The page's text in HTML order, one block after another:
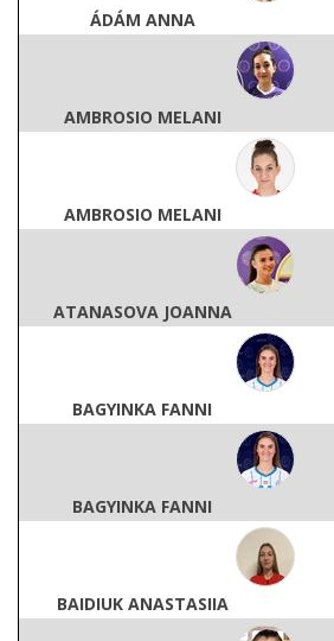
ÁDÁM ANNA
AMBROSIO MELANI
AMBROSIO MELANI
ATANASOVA JOANNA
BAGYINKA FANNI
BAGYINKA FANNI
BAIDIUK ANASTASIIA